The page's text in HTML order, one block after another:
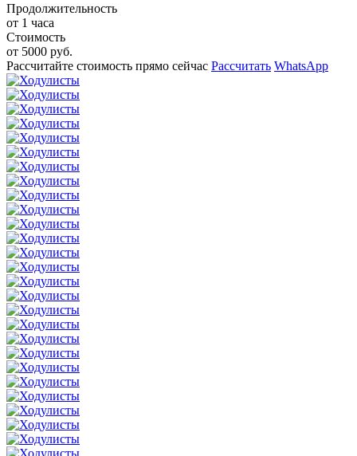
Продолжительность
от 1 часа
Стоимость
от 5000 руб.
Рассчитайте стоимость прямо сейчас Рассчитать WhatsApp